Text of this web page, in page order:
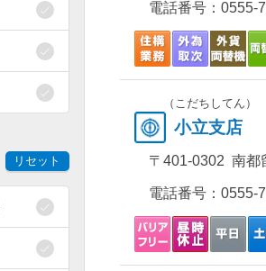
リセット
電話番号： 0555-
（こだちしてん）
小立支店
〒401-0302 南都
電話番号： 0555-